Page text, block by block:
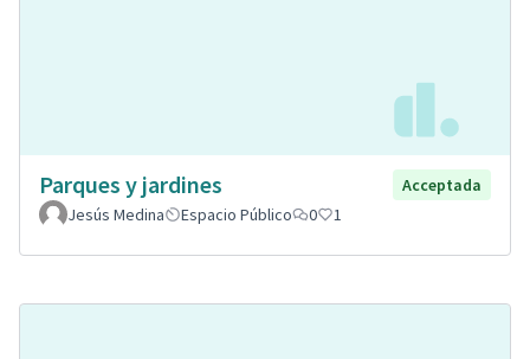
Parques y jardines
Acceptada
Jesús Medina
Espacio Público 0 1